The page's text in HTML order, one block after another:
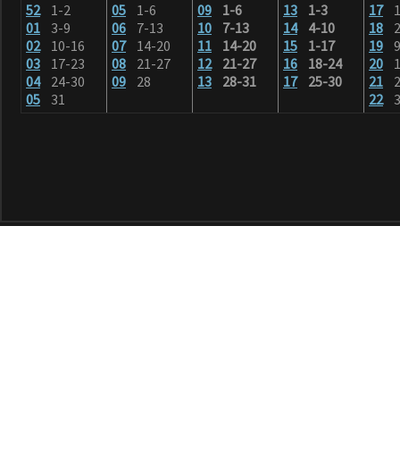
521-2
01 3-9
0210-16
03 17-23
0424-30
05 31
05 1-6
06 7-13
0714-20
08 21-27
09 28
09 1-6
10 7-13
11 14-20
1221-27
13 28-31
13 1-3
144-10
15 1-17
16 18-24
1725-30
171
18
19
20
21
22